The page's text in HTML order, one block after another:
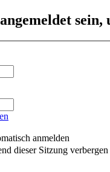
sein,
anmelden
dieser Sitzung verbergen